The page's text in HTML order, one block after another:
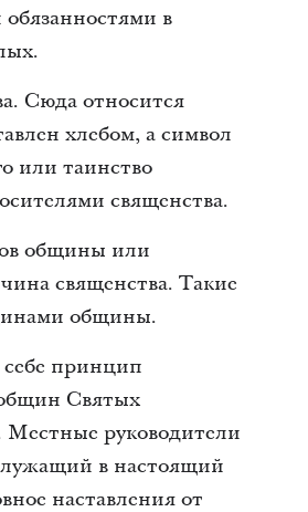
в
Сюда относится
хлебом, а символ
или таинство
священства.
общины или
священства. Такие
общины.
себе принцип
Святых
руководители
в настоящий
наставления от